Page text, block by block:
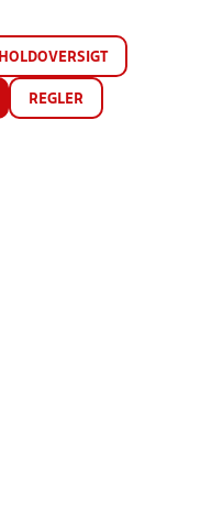
HOLDOVERSIGT
REGLER